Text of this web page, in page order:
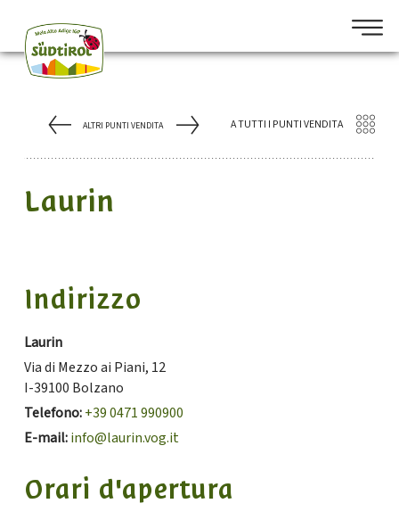
ALTRI PUNTI VENDITA A TUTTI I PUNTI VENDITA
Laurin
Indirizzo
Laurin
Via di Mezzo ai Piani, 12
I-39100 Bolzano
Telefono:+39 0471 990900
E-mail:info@laurin.vog.it
Orari d'apertura